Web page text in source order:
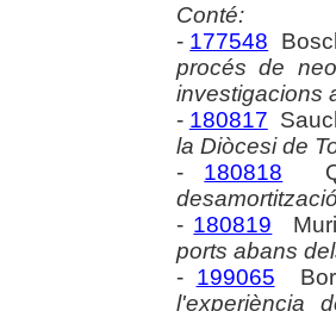
Conté:
- 177548
procés de
investigacions
- 180817
la Diòcesi de
- 180818
- 180819
ports abans
- 199065
l'experiència